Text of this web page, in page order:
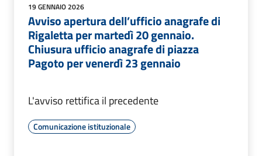
19 GENNAIO 2026
Avviso apertura dell’ufficio anagrafe di
Rigaletta per martedì 20 gennaio.
Chiusura ufficio anagrafe di piazza
Pagoto per venerdì 23 gennaio
L'avviso rettifica il precedente
Comunicazione istituzionale